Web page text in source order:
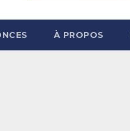
À PROPOS